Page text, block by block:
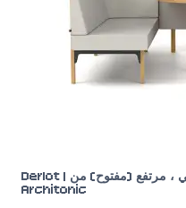
كشك عمل منزلي ، مرتفع (مفتوح) من Derlot |
Architonic